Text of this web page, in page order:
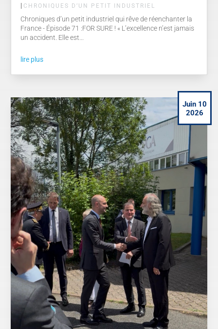
| CHRONIQUES D’UN PETIT INDUSTRIEL
Chroniques d’un petit industriel qui rêve de réenchanter la
France - Épisode 71 :FOR SURE ! « L’excellence n’est jamais
un accident. Elle est...
lire plus
Juin 10
2026